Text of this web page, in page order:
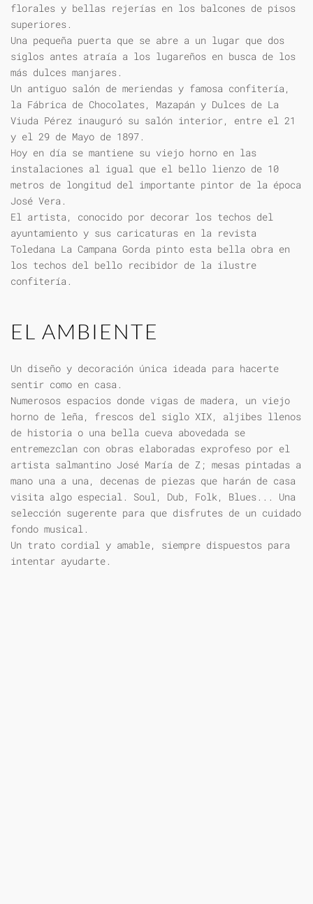
florales y bellas rejerías en los balcones de pisos
superiores.
Una pequeña puerta que se abre a un lugar que dos
siglos antes atraía a los lugareños en busca de los
más dulces manjares.
Un antiguo salón de meriendas y famosa confitería,
la Fábrica de Chocolates, Mazapán y Dulces de La
Viuda Pérez inauguró su salón interior, entre el 21
y el 29 de Mayo de 1897.
Hoy en día se mantiene su viejo horno en las
instalaciones al igual que el bello lienzo de 10
metros de longitud del importante pintor de la época
José Vera.
El artista, conocido por decorar los techos del
ayuntamiento y sus caricaturas en la revista
Toledana La Campana Gorda pinto esta bella obra en
los techos del bello recibidor de la ilustre
confitería.
EL AMBIENTE
Un diseño y decoración única ideada para hacerte
sentir como en casa.
Numerosos espacios donde vigas de madera, un viejo
horno de leña, frescos del siglo XIX, aljibes llenos
de historia o una bella cueva abovedada se
entremezclan con obras elaboradas exprofeso por el
artista salmantino José María de Z; mesas pintadas a
mano una a una, decenas de piezas que harán de casa
visita algo especial. Soul, Dub, Folk, Blues... Una
selección sugerente para que disfrutes de un cuidado
fondo musical.
Un trato cordial y amable, siempre dispuestos para
intentar ayudarte.